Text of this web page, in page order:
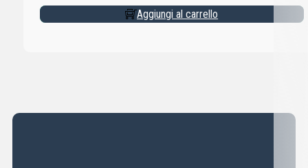
Aggiungi al carrello